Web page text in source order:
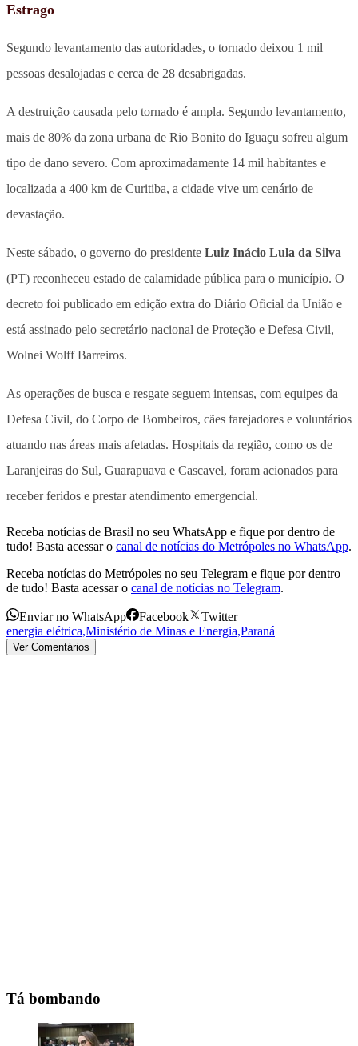
Estrago
Segundo levantamento das autoridades, o tornado deixou 1 mil
pessoas desalojadas e cerca de 28 desabrigadas.
A destruição causada pelo tornado é ampla. Segundo levantamento,
mais de 80% da zona urbana de Rio Bonito do Iguaçu sofreu algum
tipo de dano severo. Com aproximadamente 14 mil habitantes e
localizada a 400 km de Curitiba, a cidade vive um cenário de
devastação.
Neste sábado, o governo do presidente Luiz Inácio Lula da Silva
(PT) reconheceu estado de calamidade pública para o município. O
decreto foi publicado em edição extra do Diário Oficial da União e
está assinado pelo secretário nacional de Proteção e Defesa Civil,
Wolnei Wolff Barreiros.
As operações de busca e resgate seguem intensas, com equipes da
Defesa Civil, do Corpo de Bombeiros, cães farejadores e voluntários
atuando nas áreas mais afetadas. Hospitais da região, como os de
Laranjeiras do Sul, Guarapuava e Cascavel, foram acionados para
receber feridos e prestar atendimento emergencial.
Receba notícias de Brasil no seu WhatsApp e fique por dentro de
tudo! Basta acessar o canal de notícias do Metrópoles no WhatsApp.
Receba notícias do Metrópoles no seu Telegram e fique por dentro
de tudo! Basta acessar o canal de notícias no Telegram.
Enviar no WhatsApp Facebook
Twitter
energia elétrica,Ministério de Minas e Energia,Paraná
Ver Comentários
Tá bombando